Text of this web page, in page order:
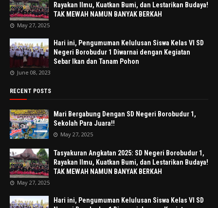
Rayakan Ilmu, Kuatkan Bumi, dan Lestarikan Budaya!
TAK MEWAH NAMUN BANYAK BERKAH
May 27, 2025
Hari ini, Pengumuman Kelulusan Siswa Kelas VI SD
Negeri Borobudur 1 Diwarnai dengan Kegiatan
Sebar Ikan dan Tanam Pohon
June 08, 2023
RECENT POSTS
Mari Bergabung Dengan SD Negeri Borobudur 1,
Sekolah Para Juara!!
May 27, 2025
Tasyakuran Angkatan 2025: SD Negeri Borobudur 1,
Rayakan Ilmu, Kuatkan Bumi, dan Lestarikan Budaya!
TAK MEWAH NAMUN BANYAK BERKAH
May 27, 2025
Hari ini, Pengumuman Kelulusan Siswa Kelas VI SD